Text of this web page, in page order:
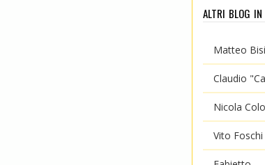
altri blog in
Matteo Bisi
Claudio
Nicola
Vito Foschi